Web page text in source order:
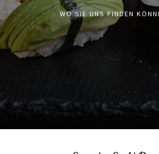
WO SIE UNS FINDEN